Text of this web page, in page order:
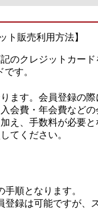
ト販売利用方法】
のクレジットカー
す。
ます。会員登録の
会費・年会費など
え、手数料が必要
てください。
順となります。
録は可能ですが、